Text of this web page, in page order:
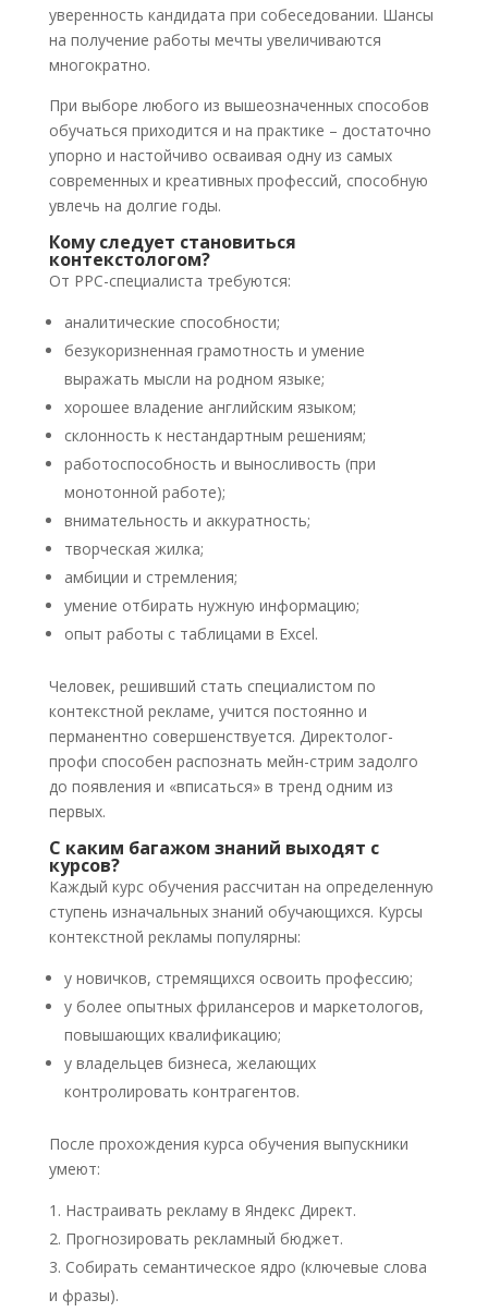
уверенность кандидата при собеседовании. Шансы
на получение работы мечты увеличиваются
многократно.
При выборе любого из вышеозначенных способов
обучаться приходится и на практике – достаточно
упорно и настойчиво осваивая одну из самых
современных и креативных профессий, способную
увлечь на долгие годы.
Кому следует становиться
контекстологом?
От PPC-специалиста требуются:
аналитические способности;
безукоризненная грамотность и умение
выражать мысли на родном языке;
хорошее владение английским языком;
склонность к нестандартным решениям;
работоспособность и выносливость (при
монотонной работе);
внимательность и аккуратность;
творческая жилка;
амбиции и стремления;
умение отбирать нужную информацию;
опыт работы с таблицами в Excel.
Человек, решивший стать специалистом по
контекстной рекламе, учится постоянно и
перманентно совершенствуется. Директолог-
профи способен распознать мейн-стрим задолго
до появления и «вписаться» в тренд одним из
первых.
С каким багажом знаний выходят с
курсов?
Каждый курс обучения рассчитан на определенную
ступень изначальных знаний обучающихся. Курсы
контекстной рекламы популярны:
у новичков, стремящихся освоить профессию;
у более опытных фрилансеров и маркетологов,
повышающих квалификацию;
у владельцев бизнеса, желающих
контролировать контрагентов.
После прохождения курса обучения выпускники
умеют:
Настраивать рекламу в Яндекс Директ.
Прогнозировать рекламный бюджет.
Собирать семантическое ядро (ключевые слова
и фразы).